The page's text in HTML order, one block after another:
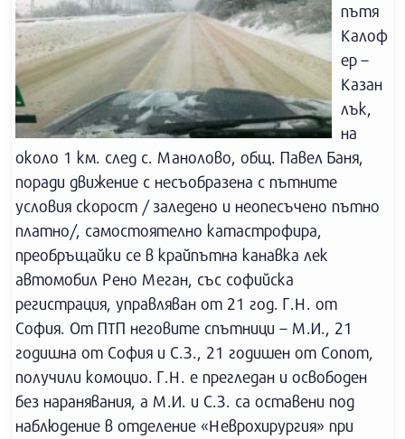
пътя
Калоф
ер –
Казан
лък,
на
около 1 км. след с. Манолово, общ. Павел Баня,
поради движение с несъобразена с пътните
условия скорост / заледено и неопесъчено пътно
платно/, самостоятелно катастрофира,
преобръщайки се в крайпътна канавка лек
автомобил Рено Меган, със софийска
регистрация, управляван от 21 год. Г.Н. от
София. От ПТП неговите спътници – М.И., 21
годишна от София и С.З., 21 годишен от Сопот,
получили комоцио. Г.Н. е прегледан и освободен
без наранявания, а М.И. и С.З. са оставени под
наблюдение в отделение «Неврохирургия» при